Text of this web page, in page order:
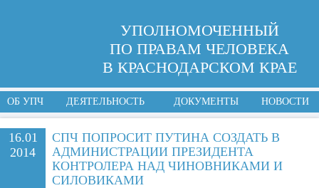
УПОЛНОМОЧЕННЫЙ
ПО ПРАВАМ ЧЕЛОВЕКА
В КРАСНОДАРСКОМ КРАЕ
ОБ УПЧ ДЕЯТЕЛЬНОСТЬ ДОКУМЕНТЫ НОВОСТИ
16.01
2014
СПЧ ПОПРОСИТ ПУТИНА СОЗДАТЬ В
АДМИНИСТРАЦИИ ПРЕЗИДЕНТА
КОНТРОЛЕРА НАД ЧИНОВНИКАМИ И
СИЛОВИКАМИ